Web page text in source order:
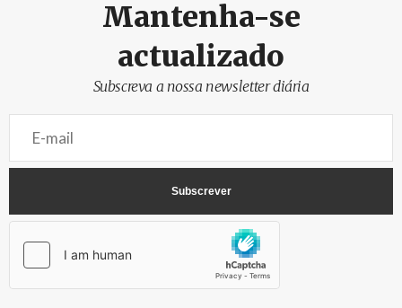
Mantenha-se
actualizado
Subscreva a nossa newsletter diária